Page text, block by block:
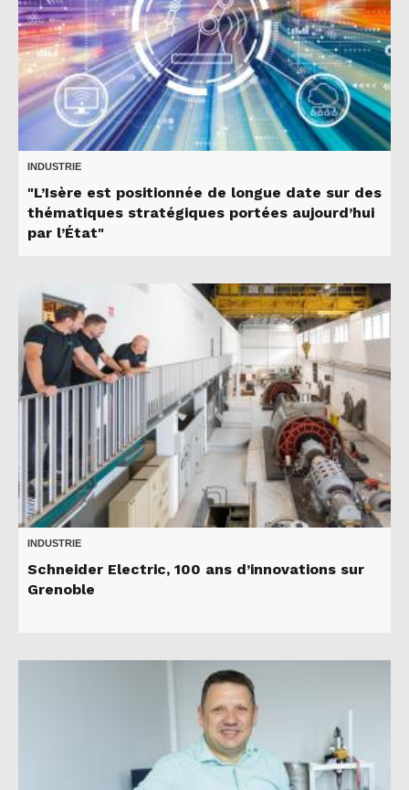
INDUSTRIE
"L’Isère est positionnée de longue date sur des
thématiques stratégiques portées aujourd’hui
par l’État"
INDUSTRIE
Schneider Electric, 100 ans d’innovations sur
Grenoble